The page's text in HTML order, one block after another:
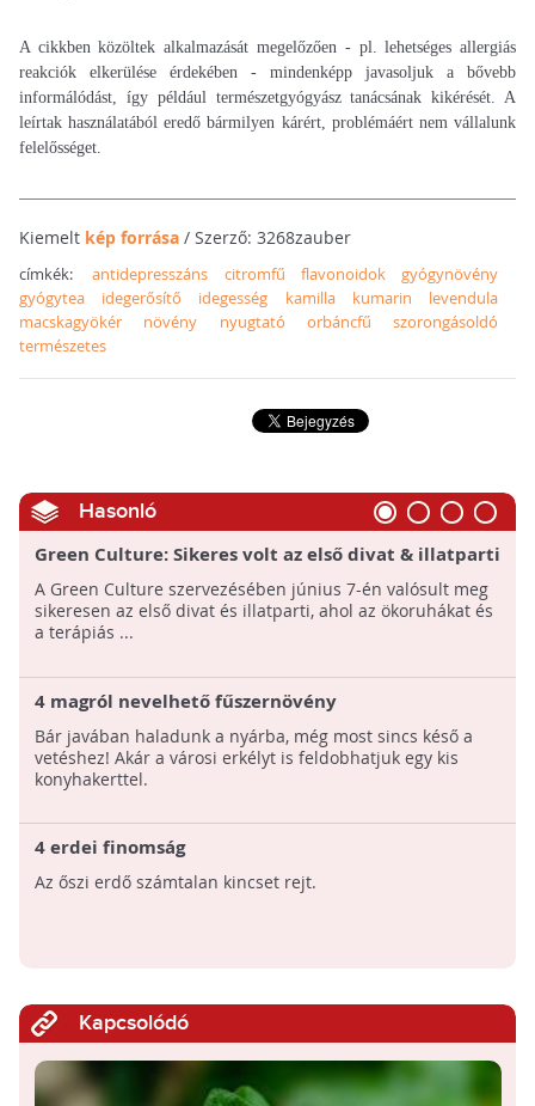
A cikkben közöltek alkalmazását megelőzően - pl. lehetséges allergiás
reakciók elkerülése érdekében - mindenképp javasoljuk a bővebb
informálódást, így például természetgyógyász tanácsának kikérését. A
leírtak használatából eredő bármilyen kárért, problémáért nem vállalunk
felelősséget.
Kiemelt kép forrása/ Szerző: 3268zauber
címkék:antidepresszáns citromfű flavonoidok
gyógynövény
gyógytea
idegerősítő idegesség kamilla kumarin
levendula
macskagyökér
növény nyugtató orbáncfű
szorongásoldó
természetes
Hasonló
Green Culture: Sikeres volt az első divat & illatparti
A Green Culture szervezésében június 7-én valósult meg
sikeresen az első divat és illatparti, ahol az ökoruhákat és
a terápiás ...
4 magról nevelhető fűszernövény
Bár javában haladunk a nyárba, még most sincs késő a
vetéshez! Akár a városi erkélyt is feldobhatjuk egy kis
konyhakerttel.
4 erdei finomság
Az őszi erdő számtalan kincset rejt.
Kapcsolódó